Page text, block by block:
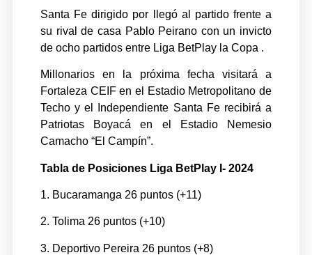
Santa Fe dirigido por llegó al partido frente a
su rival de casa Pablo Peirano con un invicto
de ocho partidos entre Liga BetPlay la Copa .
Millonarios en la próxima fecha visitará a
Fortaleza CEIF en el Estadio Metropolitano de
Techo y el Independiente Santa Fe recibirá a
Patriotas Boyacá en el Estadio Nemesio
Camacho “El Campín”.
Tabla de Posiciones Liga BetPlay I- 2024
1. Bucaramanga 26 puntos (+11)
2. Tolima 26 puntos (+10)
3. Deportivo Pereira 26 puntos (+8)